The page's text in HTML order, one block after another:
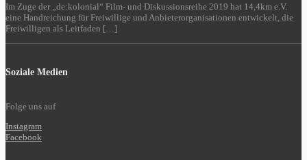
Im Zuge der „de:kolonial“ Film- und Diskussionsreihe 2019 hat 14,4km e.V.
eine Handreichung für Freiwillige und Anbieterorganisationen entwickelt, die
Freiwilligen als Leitfaden […]
Soziale Medien
Folge uns auf
Instagram
Facebook